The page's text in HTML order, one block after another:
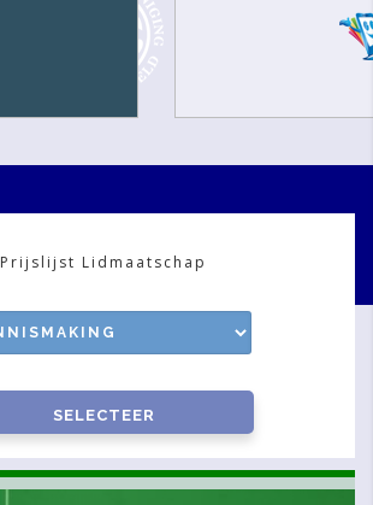
Prijslijst Lidmaatschap